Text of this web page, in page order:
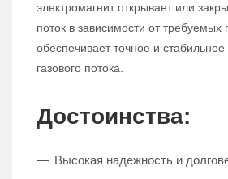
электромагнит открывает или
поток в зависимости от
обеспечивает точное и
газового потока.
Достоинства:
Высокая надежность и